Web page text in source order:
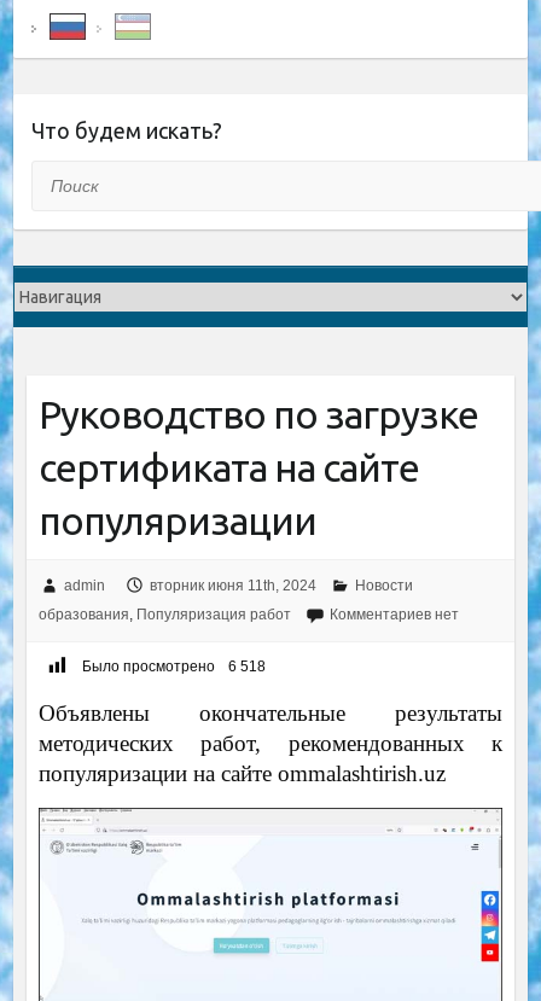
Что будем искать?
Руководство по загрузке
сертификата на сайте
популяризации
admin вторник июня 11th, 2024
Новости
образования, Популяризация работ Комментариев нет
Было просмотрено 6 518
Объявлены окончательные результаты
методических работ, рекомендованных к
популяризации на сайте ommalashtirish.uz